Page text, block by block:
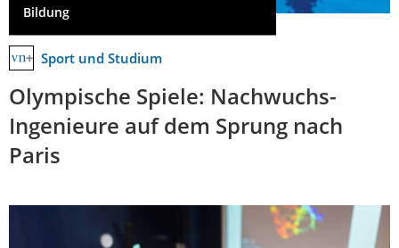
Bildung
Sport und Studium
Olympische Spiele: Nachwuchs-
Ingenieure auf dem Sprung nach
Paris